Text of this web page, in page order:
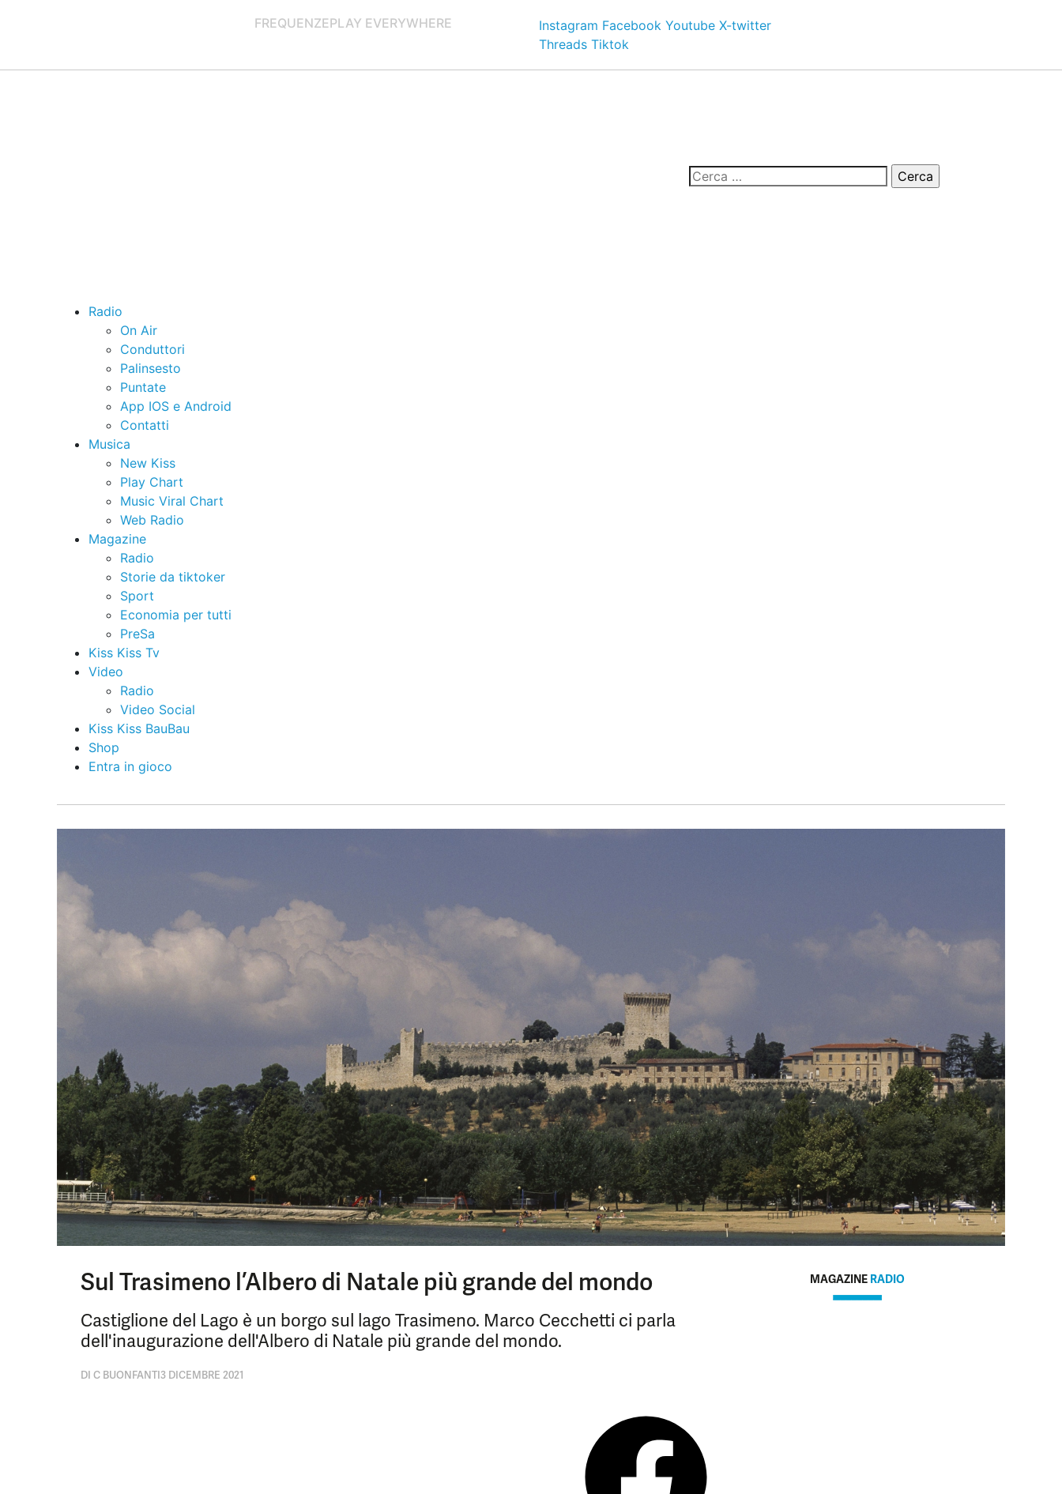
FREQUENZEPLAY EVERYWHERE Instagram Facebook Youtube X-twitter
Threads Tiktok
Radio
On Air
Conduttori
Palinsesto
Puntate
App IOS e Android
Contatti
Musica
New Kiss
Play Chart
Music Viral Chart
Web Radio
Magazine
Radio
Storie da tiktoker
Sport
Economia per tutti
PreSa
Kiss Kiss Tv
Video
Radio
Video Social
Kiss Kiss BauBau
Shop
Entra in gioco
Sul Trasimeno l’Albero di Natale più grande del mondo
Castiglione del Lago è un borgo sul lago Trasimeno. Marco Cecchetti ci parla
dell'inaugurazione dell'Albero di Natale più grande del mondo.
DI C BUONFANTI3 DICEMBRE 2021
MAGAZINE RADIO